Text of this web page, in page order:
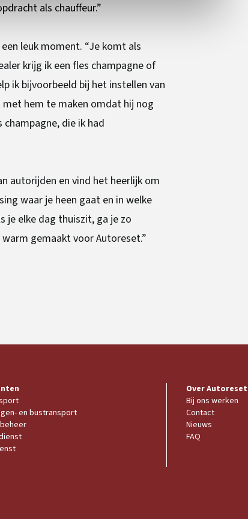
als chauffeur.”
leuk moment. “Je komt als
krijg ik een fles champagne of
ik bijvoorbeeld bij het instellen van
hem te maken omdat hij nog
die ik had
autorijden en vind het heerlijk om
waar je heen gaat en in welke
je elke dag thuiszit, ga je zo
gemaakt voor Autoreset.”
en bustransport
Over Autoreset
Bij ons werken
Contact
Nieuws
FAQ